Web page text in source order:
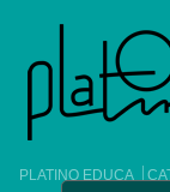
PLATINO EDUCA